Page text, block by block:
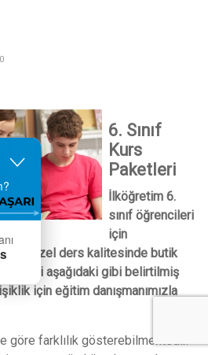
6. Sınıf
Kurs
Paketleri
İlköğretim 6.
sınıf öğrencileri
için
özel ders kalitesinde butik
içeriği aşağıdaki gibi belirtilmiş
için eğitim danışmanımızla
göre farklılık gösterebilmektedir.